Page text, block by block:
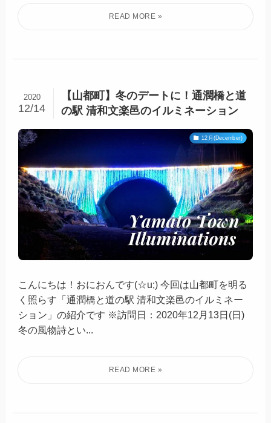
【山都町】冬のデートに！通潤橋と道
の駅 清和文楽邑のイルミネーション
2020
12/14
12月(December)
こんにちは！おにおんです(☆u;) 今回は山都町を明る
く照らす「通潤橋と道の駅 清和文楽邑のイルミネー
ション」の紹介です ※訪問日：2020年12月13日(日)
冬の風物詩とい...